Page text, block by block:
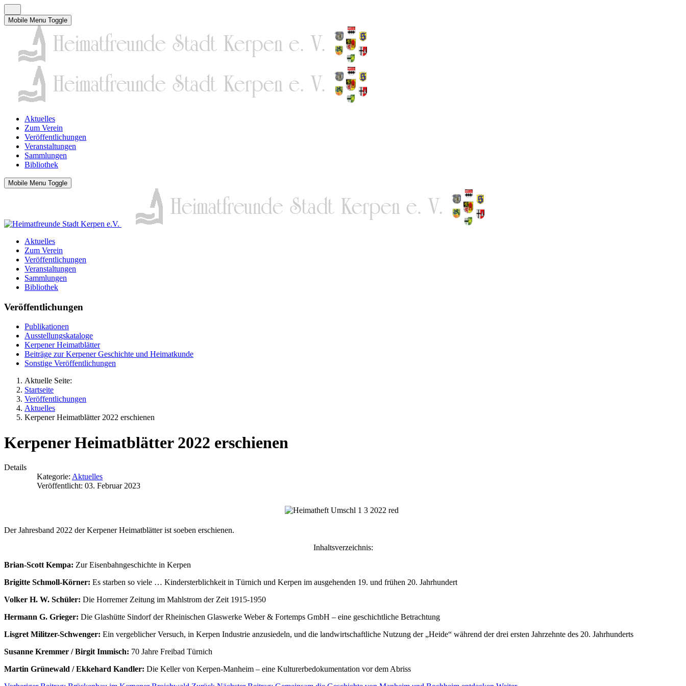
Mobile Menu Toggle
Aktuelles
Zum Verein
Veröffentlichungen
Veranstaltungen
Sammlungen
Bibliothek
Mobile Menu Toggle
Aktuelles
Zum Verein
Veröffentlichungen
Veranstaltungen
Sammlungen
Bibliothek
Veröffentlichungen
Publikationen
Ausstellungskataloge
Kerpener Heimatblätter
Beiträge zur Kerpener Geschichte und Heimatkunde
Sonstige Veröffentlichungen
Aktuelle Seite:
Startseite
Veröffentlichungen
Aktuelles
Kerpener Heimatblätter 2022 erschienen
Kerpener Heimatblätter 2022 erschienen
Details
Kategorie: Aktuelles
Veröffentlicht: 03. Februar 2023
Der Jahresband 2022 der Kerpener Heimatblätter ist soeben erschienen.
Inhaltsverzeichnis:
Brian-Scott Kempa: Zur Eisenbahngeschichte in Kerpen
Brigitte Schmoll-Körner: Es starben so viele … Kindersterblichkeit in Türnich und Kerpen im ausgehenden 19. und frühen 20. Jahrhundert
Volker H. W. Schüler: Die Horremer Zeitung im Mahlstrom der Zeit 1915-1950
Hermann G. Grieger: Die Glashütte Sindorf der Rheinischen Glaswerke Weber & Fortemps GmbH – eine geschichtliche Betrachtung
Lisgret Militzer-Schwenger: Ein vergeblicher Versuch, in Kerpen Industrie anzusiedeln, und die landwirtschaftliche Nutzung der „Heide“ während der drei ersten Jahrzehnte des 20. Jahrhunderts
Susanne Kremmer / Birgit Immisch: 70 Jahre Freibad Türnich
Martin Grünewald / Ekkehard Kandler: Die Keller von Kerpen-Manheim – eine Kulturerbedokumentation vor dem Abriss